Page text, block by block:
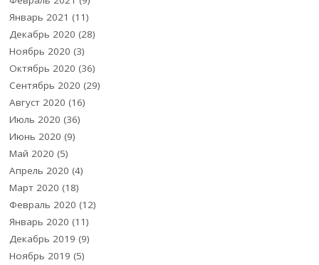
Январь 2021 (11)
Декабрь 2020 (28)
Ноябрь 2020 (3)
Октябрь 2020 (36)
Сентябрь 2020 (29)
Август 2020 (16)
Июль 2020 (36)
Июнь 2020 (9)
Май 2020 (5)
Апрель 2020 (4)
Март 2020 (18)
Февраль 2020 (12)
Январь 2020 (11)
Декабрь 2019 (9)
Ноябрь 2019 (5)